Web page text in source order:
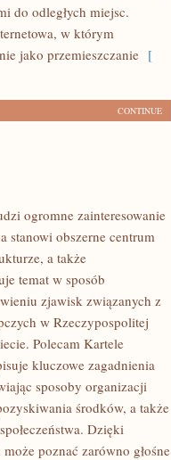
do odległych miejsc.
w którym
jako przemieszczanie [
CONTINUE
ogromne zainteresowanie
stanowi obszerne centrum
a także
temat w sposób
zjawisk związanych z
w Rzeczypospolitej
Polecam Kartele
kluczowe zagadnienia
sposoby organizacji
środków, a także
Dzięki
poznać zarówno głośne